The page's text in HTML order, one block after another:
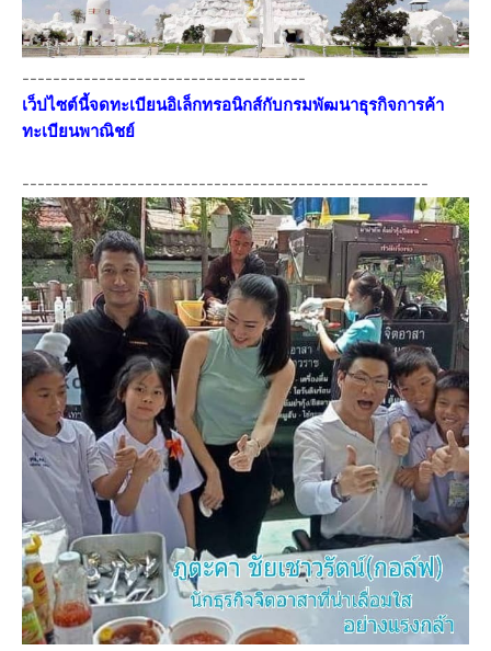
-------------------------------------
เว็ปไซต์นี้จดทะเบียนอิเล็กทรอนิกส์กับกรมพัฒนาธุรกิจการค้า
ทะเบียนพาณิชย์
-----------------------------------------------------